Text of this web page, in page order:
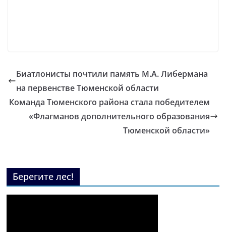
Биатлонисты почтили память М.А. Либермана
на первенстве Тюменской области
Команда Тюменского района стала победителем
«Флагманов дополнительного образования
Тюменской области»
Берегите лес!